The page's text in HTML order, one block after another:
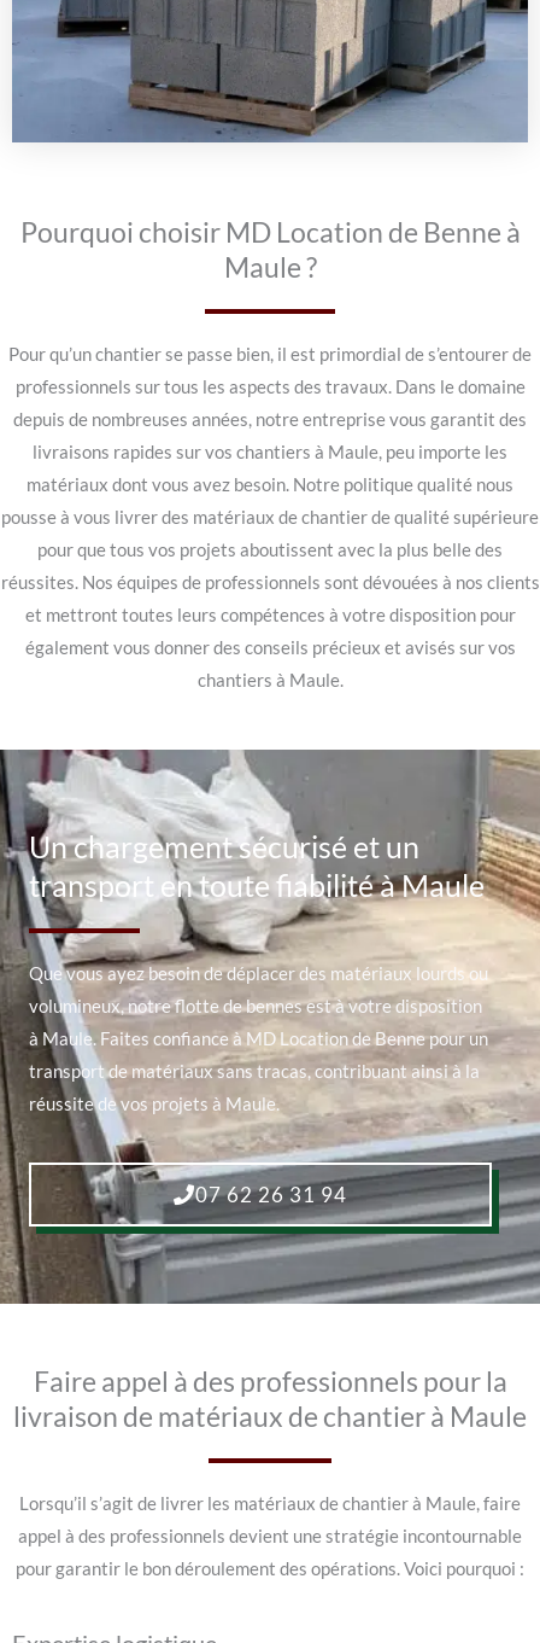
Pourquoi choisir MD Location de Benne à
Maule ?
Pour qu’un chantier se passe bien, il est primordial de s’entourer de
professionnels sur tous les aspects des travaux. Dans le domaine
depuis de nombreuses années, notre entreprise vous garantit des
livraisons rapides sur vos chantiers à Maule, peu importe les
matériaux dont vous avez besoin. Notre politique qualité nous
pousse à vous livrer des matériaux de chantier de qualité supérieure
pour que tous vos projets aboutissent avec la plus belle des
réussites. Nos équipes de professionnels sont dévouées à nos clients
et mettront toutes leurs compétences à votre disposition pour
également vous donner des conseils précieux et avisés sur vos
chantiers à Maule.
Un chargement sécurisé et un
transport en toute fiabilité à Maule
Que vous ayez besoin de déplacer des matériaux lourds ou
volumineux, notre flotte de bennes est à votre disposition
à Maule. Faites confiance à MD Location de Benne pour un
transport de matériaux sans tracas, contribuant ainsi à la
réussite de vos projets à Maule.
07 62 26 31 94
Faire appel à des professionnels pour la
livraison de matériaux de chantier à Maule
Lorsqu’il s’agit de livrer les matériaux de chantier à Maule, faire
appel à des professionnels devient une stratégie incontournable
pour garantir le bon déroulement des opérations. Voici pourquoi :